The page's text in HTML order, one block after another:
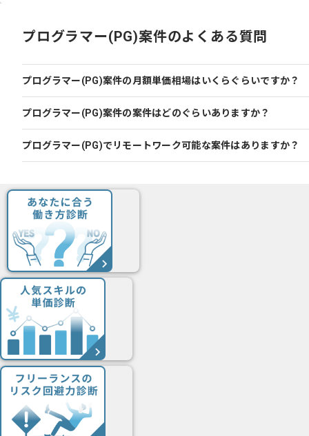
プログラマー(PG)案件のよくある質問
プログラマー(PG)案件の月額単価相場はいくらぐらいですか？
プログラマー(PG)案件の案件はどのぐらいありますか？
プログラマー(PG)でリモートワーク可能な案件はありますか？